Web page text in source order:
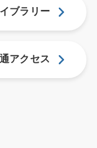
ブラリー
アクセス